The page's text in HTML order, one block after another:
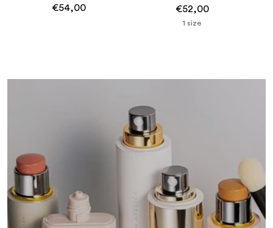
€54,00
€52,00
1 size